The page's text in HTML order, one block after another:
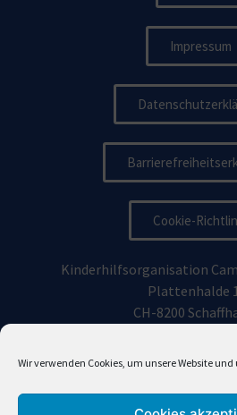
Wir verwenden Cookies, um unsere Website
Impressum
Cookie-
Kinderhilfsorganisation
Plattenhalde
CH-8200
München